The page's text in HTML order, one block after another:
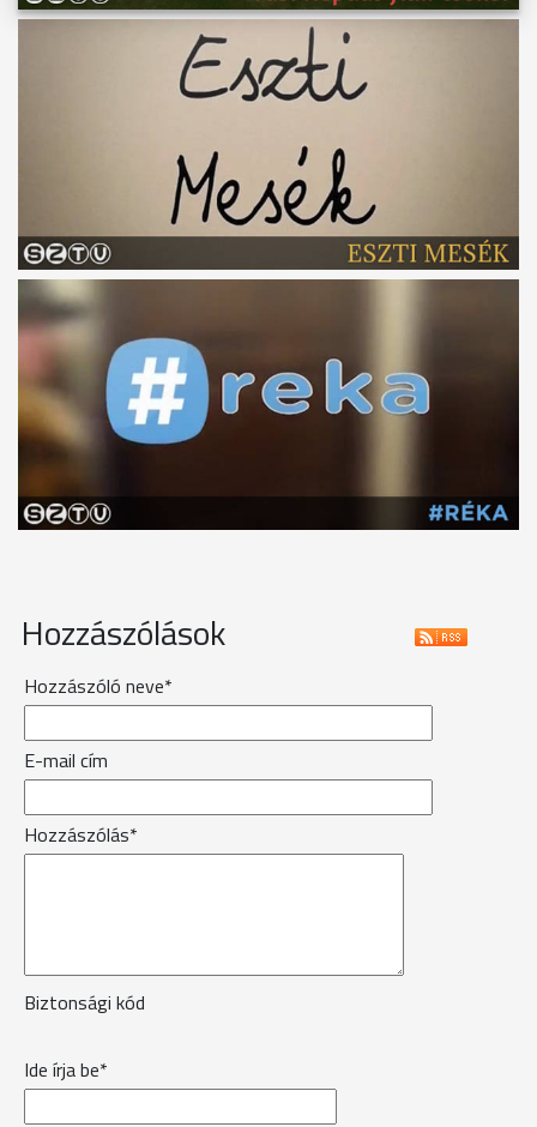
Hozzászólások
Hozzászóló neve*
E-mail cím
Hozzászólás*
Biztonsági kód
Ide írja be*